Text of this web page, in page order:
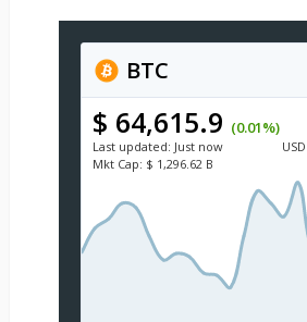
BTC
$ 64,615.9 (0.01%)
Last updated: Just now USD
Mkt Cap: $ 1,296.62 B